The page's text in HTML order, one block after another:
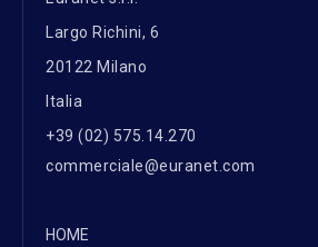
Largo Richini, 6
20122 Milano
Italia
+39 (02) 575.14.270
commerciale@euranet.com
HOME